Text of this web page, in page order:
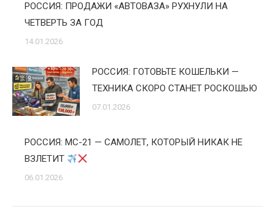
РОССИЯ: ПРОДАЖИ «АВТОВАЗА» РУХНУЛИ НА
ЧЕТВЕРТЬ ЗА ГОД
14.01.2026
РОССИЯ: ГОТОВЬТЕ КОШЕЛЬКИ —
ТЕХНИКА СКОРО СТАНЕТ РОСКОШЬЮ
07.01.2026
РОССИЯ: МС-21 — САМОЛЕТ, КОТОРЫЙ НИКАК НЕ
ВЗЛЕТИТ
06.01.2026